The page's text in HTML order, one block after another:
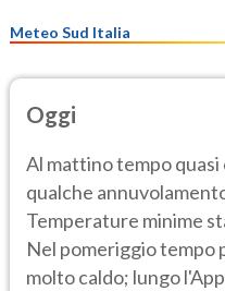
Meteo Sud Italia
Oggi
Al mattino tempo
qualche
Temperature minime
Nel pomeriggio tempo
molto caldo; lungo